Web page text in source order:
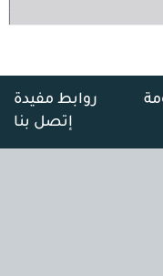
روابط مفيدة
إتصل بنا